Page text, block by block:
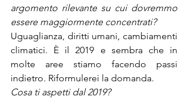
argomento rilevante su cui dovremmo
essere maggiormente concentrati?
Uguaglianza, diritti umani, cambiamenti
climatici. È il 2019 e sembra che in
molte aree stiamo facendo passi
indietro. Riformulerei la domanda.
Cosa ti aspetti dal 2019?